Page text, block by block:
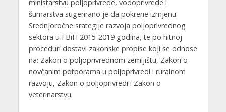
ministarstvu poljoprivrede, vodoprivrede i
šumarstva sugerirano je da pokrene izmjenu
Srednjoročne srategije razvoja poljoprivrednog
sektora u FBiH 2015-2019 godina, te po hitnoj
proceduri dostavi zakonske propise koji se odnose
na: Zakon o poljoprivrednom zemljištu, Zakon o
novčanim potporama u poljoprivredi i ruralnom
razvoju, Zakon o poljoprivredi i Zakon o
veterinarstvu.